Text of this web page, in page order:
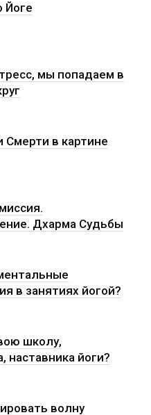
Йоге
мы попадаем в
Смерти в картине
Дхарма Судьбы
в занятиях йогой?
школу,
наставника йоги?
волну